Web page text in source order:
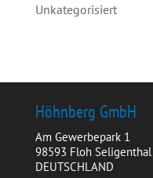
Unkategorisiert
Höhnberg GmbH
Am Gewerbepark 1
98593 Floh Seligenthal
DEUTSCHLAND